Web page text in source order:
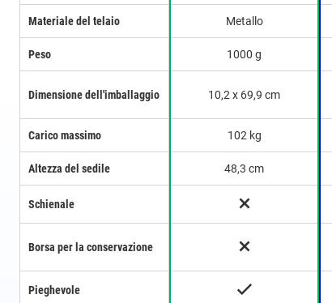
Materiale del telaio
Peso
Dimensione dell'imballaggio
Carico massimo
Altezza del sedile
Schienale
Borsa per la conservazione
Pieghevole
Metallo
1000 g
10,2 x 69,9 cm
102 kg
48,3 cm